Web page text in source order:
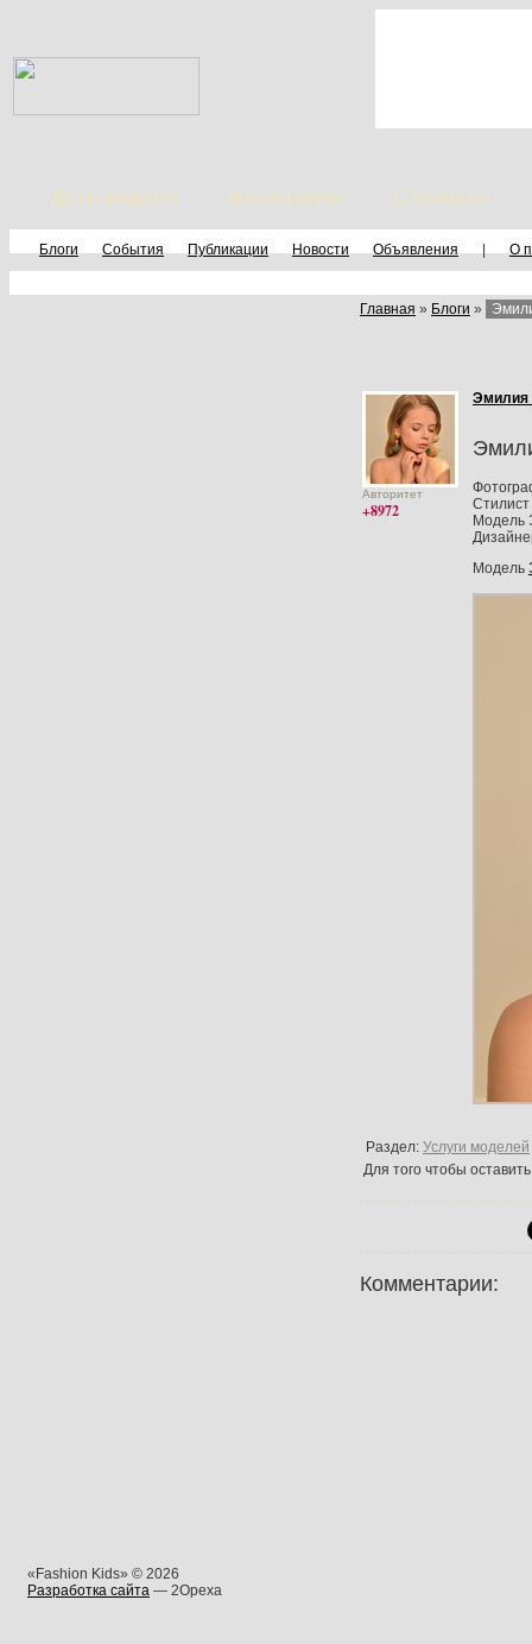
Дети модели Фотографы Стилисты
Блоги События Публикации Новости Объявления | О
Главная » Блоги »
Авторитет
+8972
Эмилия
Стилист
Модель
Модель
Раздел: Услуги моделей
Для того чтобы
Комментарии:
«Fashion Kids» © 2026
Разработка сайта — 2Opexa